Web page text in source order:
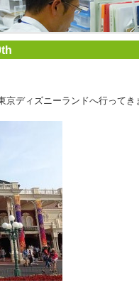
ディズニーランドへ行ってき